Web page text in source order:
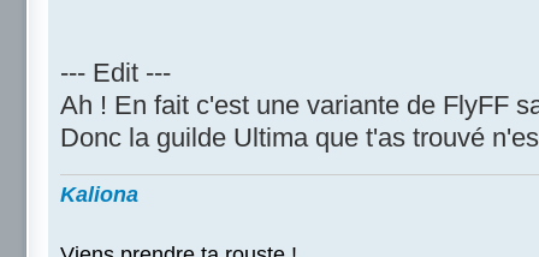
--- Edit ---
Ah ! En fait c'est une variante de FlyFF
Donc la guilde Ultima que t'as trouvé
Kaliona